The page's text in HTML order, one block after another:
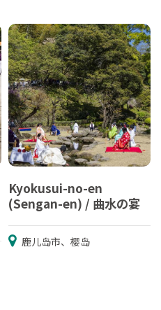
Kyokusui-no-en
(Sengan-en) / 曲水の宴
鹿儿岛市、樱岛